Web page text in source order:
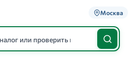
Москва